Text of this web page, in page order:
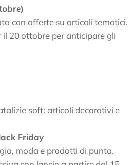
con offerte su articoli tematici.
il 20 ottobre per anticipare gli
soft: articoli decorativi e
Friday
moda e prodotti di punta.